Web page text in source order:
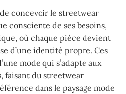
concevoir le streetwear
consciente de ses besoins,
où chaque pièce devient
d’une identité propre. Ces
mode qui s’adapte aux
faisant du streetwear
dans le paysage mode